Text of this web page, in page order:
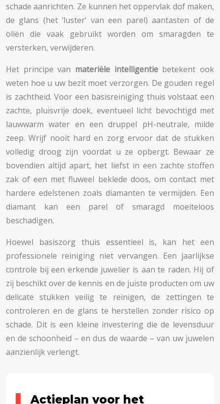
schade aanrichten. Ze kunnen het oppervlak dof maken,
de glans (het ‘luster’ van een parel) aantasten of de
oliën die vaak gebruikt worden om smaragden te
versterken, verwijderen.
Het principe van materiële intelligentiebetekent ook
weten hoe u uw bezit moet verzorgen. De gouden regel
is zachtheid. Voor een basisreiniging thuis volstaat een
zachte, pluisvrije doek, eventueel licht bevochtigd met
lauwwarm water en een druppel pH-neutrale, milde
zeep. Wrijf nooit hard en zorg ervoor dat de stukken
volledig droog zijn voordat u ze opbergt. Bewaar ze
bovendien altijd apart, het liefst in een zachte stoffen
zak of een met fluweel beklede doos, om contact met
hardere edelstenen zoals diamanten te vermijden. Een
diamant kan een parel of smaragd moeiteloos
beschadigen.
Hoewel basiszorg thuis essentieel is, kan het een
professionele reiniging niet vervangen. Een jaarlijkse
controle bij een erkende juwelier is aan te raden. Hij of
zij beschikt over de kennis en de juiste producten om uw
delicate stukken veilig te reinigen, de zettingen te
controleren en de glans te herstellen zonder risico op
schade. Dit is een kleine investering die de levensduur
en de schoonheid – en dus de waarde – van uw juwelen
aanzienlijk verlengt.
Actieplan voor het